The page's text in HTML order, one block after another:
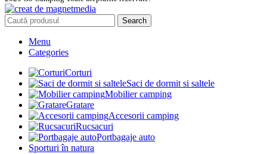
Search
Menu
Categories
Corturi
Saci de dormit si saltele
Mobilier camping
Gratare
Accesorii camping
Rucsacuri
Portbagaje auto
Sporturi în natura